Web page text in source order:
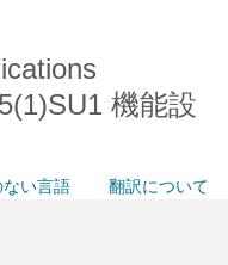
機能設
い言語 翻訳について